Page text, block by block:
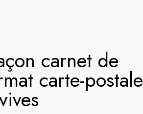
carnet de
carte-postale